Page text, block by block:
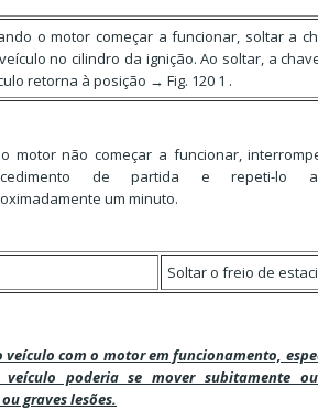
o motor começar a funcionar, soltar a
no cilindro da ignição. Ao soltar, a
retorna à posição → Fig. 120 1 .
motor não começar a funcionar,
de partida e repeti-lo
um minuto.
Soltar o freio de
veículo com o motor em funcionamento,
veículo poderia se mover subitamente
graves lesões.